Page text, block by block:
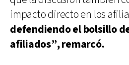
impacto directo en los
defendiendo el bolsillo
afiliados”, remarcó.